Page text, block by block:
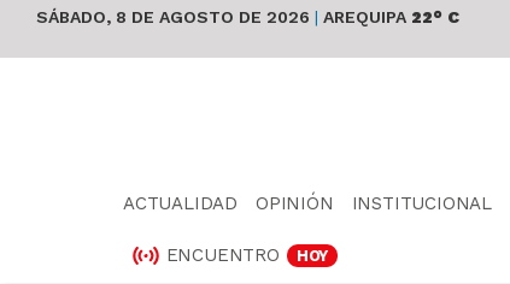
SÁBADO, 8 DE AGOSTO DE 2026 | AREQUIPA 22° C
ACTUALIDAD OPINIÓN INSTITUCIONAL
ENCUENTRO HOY